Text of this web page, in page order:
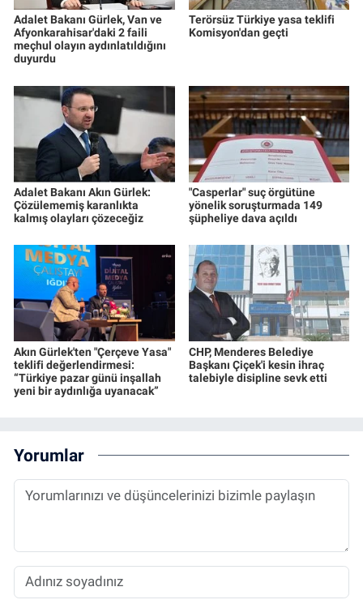
Adalet Bakanı Gürlek, Van ve
Afyonkarahisar'daki 2 faili
meçhul olayın aydınlatıldığını
duyurdu
Terörsüz Türkiye yasa teklifi
Komisyon'dan geçti
Adalet Bakanı Akın Gürlek:
Çözülememiş karanlıkta
kalmış olayları çözeceğiz
"Casperlar" suç örgütüne
yönelik soruşturmada 149
şüpheliye dava açıldı
Akın Gürlek'ten "Çerçeve Yasa"
teklifi değerlendirmesi:
“Türkiye pazar günü inşallah
yeni bir aydınlığa uyanacak”
CHP, Menderes Belediye
Başkanı Çiçek'i kesin ihraç
talebiyle disipline sevk etti
Yorumlar